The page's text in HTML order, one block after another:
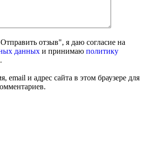
отзыв", я даю согласие на
данных и принимаю политику
.
email и адрес сайта в этом браузере для